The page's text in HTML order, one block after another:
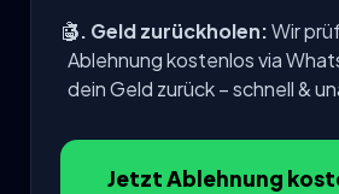
🤖
3. Geld zurückholen:Wir
Ablehnung kostenlos via
dein Geld zurück – schnell &
Jetzt Ablehnung